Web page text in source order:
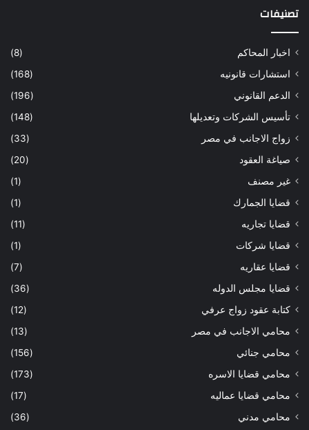
تصنيفات
اخبار المحاكم
(8)
استشارات قانونيه
(168)
الدعم القانوني
(196)
تأسيس الشركات وتعديلها
(148)
زواج الاجانب في مصر
(33)
صياغة العقود
(20)
غير مصنف
(1)
قضايا الجمارك
(1)
قضايا تجاريه
(11)
قضايا شركات
(1)
قضايا عقاريه
(7)
قضايا مجلس الدوله
(36)
كتابة عقود زواج عرفي
(12)
محامي الاجانب في مصر
(13)
محامي جنائي
(156)
محامي قضايا الاسره
(173)
محامي قضايا عماليه
(17)
محامي مدني
(36)